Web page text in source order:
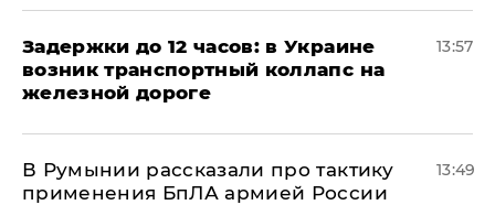
Задержки до 12 часов: в Украине
возник транспортный коллапс на
железной дороге
13:57
В Румынии рассказали про тактику
применения БпЛА армией России
13:49